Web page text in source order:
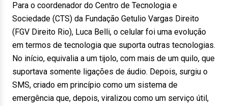
Para o coordenador do Centro de Tecnologia e
Sociedade (CTS) da Fundação Getulio Vargas Direito
(FGV Direito Rio), Luca Belli, o celular foi uma evolução
em termos de tecnologia que suporta outras tecnologias.
No início, equivalia a um tijolo, com mais de um quilo, que
suportava somente ligações de áudio. Depois, surgiu o
SMS, criado em princípio como um sistema de
emergência que, depois, viralizou como um serviço útil,